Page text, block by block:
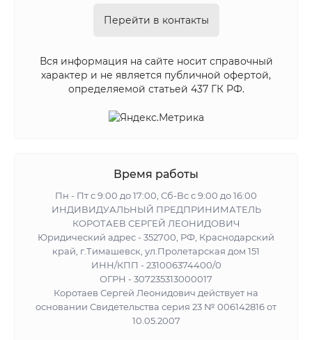
Перейти в контакты
Вся информация на сайте носит справочный
характер и не является публичной офертой,
определяемой статьей 437 ГК РФ.
Время работы
Пн - Пт с 9:00 до 17:00, Сб-Вс с 9:00 до 16:00
ИНДИВИДУАЛЬНЫЙ ПРЕДПРИНИМАТЕЛЬ
КОРОТАЕВ СЕРГЕЙ ЛЕОНИДОВИЧ
Юридический адрес - 352700, РФ, Краснодарский
край, г.Тимашевск, ул.Пролетарская дом 151
ИНН/КПП - 231006374400/0
ОГРН - 307235313000017
Коротаев Сергей Леонидович действует на
основании Свидетельства серия 23 № 006142816 от
10.05.2007